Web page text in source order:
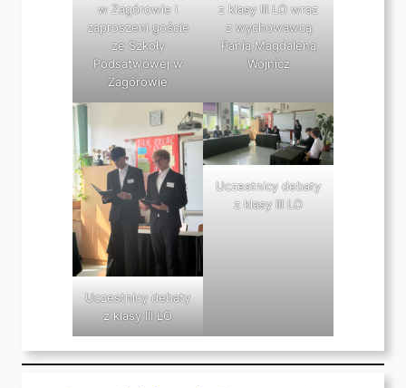
w Zagórowie i
zaproszeni goście
ze Szkoły
Podsatwowej w
Zagórowie
z klasy III LO wraz
z wychowawcą
Panią Magdaleną
Wojnicz
Uczestnicy debaty
z klasy III LO
Uczestnicy debaty
z klasy III LO